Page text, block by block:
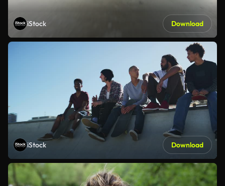
iStock Download
iStock Download